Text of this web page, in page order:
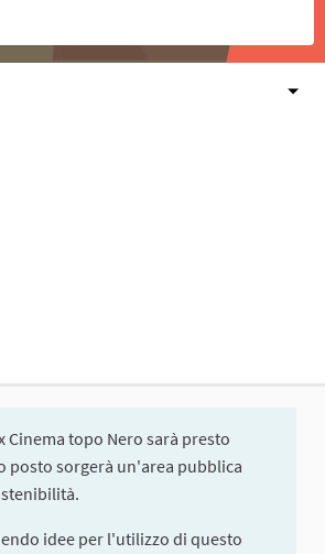
Cinema topo Nero sarà presto
posto sorgerà un'area pubblica
idee per l'utilizzo di questo